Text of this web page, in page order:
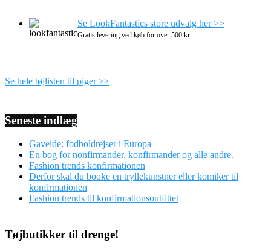
Se LookFantastics store udvalg her >>
Gratis levering ved køb for over 500 kr.
Se hele tøjlisten til piger >>
Seneste indlæg
Gaveide: fodboldrejser i Europa
En bog for nonfirmander, konfirmander og alle andre.
Fashion trends konfirmationen
Derfor skal du booke en tryllekunstner eller komiker til
konfirmationen
Fashion trends til konfirmationsoutfittet
Tøjbutikker til drenge!